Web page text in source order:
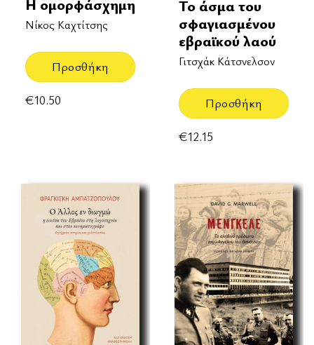
Νίκος Καχτίτσης
Προσθήκη
€10.50
Το άσμα του
σφαγιασμένου
εβραϊκού λαού
Γιτσχάκ Κάτσνελσον
Προσθήκη
€12.15